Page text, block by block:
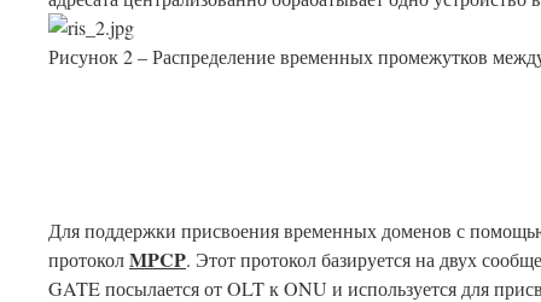
Рисунок 2 – Распределение временных промежутков
Для поддержки присвоения временных доменов с
протоколMPCP. Этот протокол базируется на двух
GATE посылается от OLT к ONU и используется для